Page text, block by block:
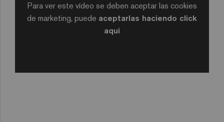
Para ver este vídeo se deben aceptar las cookies
de marketing, puede aceptarlas haciendo click
aqui